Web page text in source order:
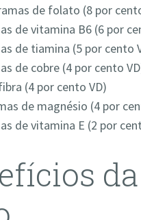
de folato (8 por
de vitamina B6 (6 por
de tiamina (5 por cento
de cobre (4 por cento
(4 por cento VD)
de magnésio (4 por
de vitamina E (2 por